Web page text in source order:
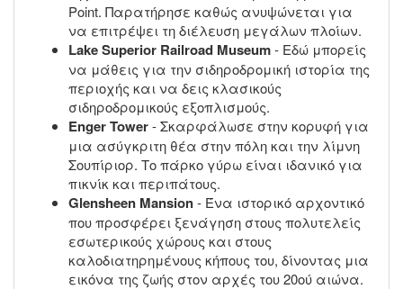
Point. Παρατήρησε καθώς ανυψώνεται για
να επιτρέψει τη διέλευση μεγάλων πλοίων.
Lake Superior Railroad Museum- Εδώ μπορείς
να μάθεις για την σιδηροδρομική ιστορία της
περιοχής και να δεις κλασικούς
σιδηροδρομικούς εξοπλισμούς.
Enger Tower- Σκαρφάλωσε στην κορυφή για
μια ασύγκριτη θέα στην πόλη και την λίμνη
Σουπίριορ. Το πάρκο γύρω είναι ιδανικό για
πικνίκ και περιπάτους.
Glensheen Mansion- Ένα ιστορικό αρχοντικό
που προσφέρει ξενάγηση στους πολυτελείς
εσωτερικούς χώρους και στους
καλοδιατηρημένους κήπους του, δίνοντας μια
εικόνα της ζωής στον αρχές του 20ού αιώνα.